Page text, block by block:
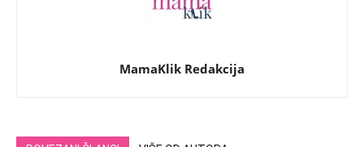
MamaKlik Redakcija